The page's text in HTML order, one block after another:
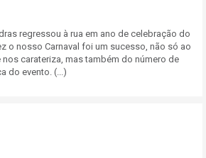
regressou à rua em ano de celebração do
o nosso Carnaval foi um sucesso, não só ao
carateriza, mas também do número de
do evento. (...)